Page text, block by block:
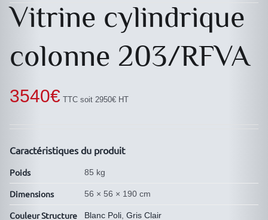
Vitrine cylindrique
colonne 203/RFVA
3540€ TTC soit 2950€ HT
Caractéristiques du produit
Poids 85 kg
Dimensions 56 × 56 × 190 cm
Couleur Structure Blanc Poli, Gris Clair